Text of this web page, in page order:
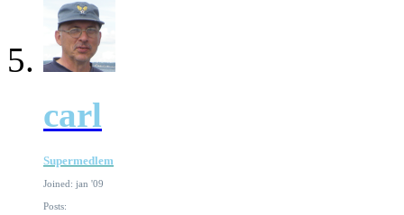
carl
Supermedlem
Joined: jan '09
Posts: